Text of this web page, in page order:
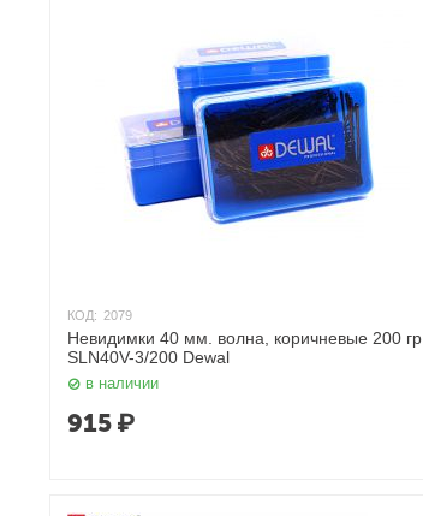
КОД: 2079
Невидимки 40 мм. волна, коричневые 200 гр.
SLN40V-3/200 Dewal
в наличии
915 ₽